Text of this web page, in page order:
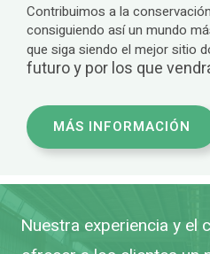
Contribuimos a la
consiguiendo así un mundo
que siga siendo el mejor sitio
futuro y por los que
MÁS INFORMACIÓN
Nuestra experiencia y el